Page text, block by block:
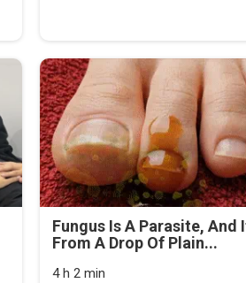
Fungus Is A Parasite, And
From A Drop Of Plain...
4 h 2 min